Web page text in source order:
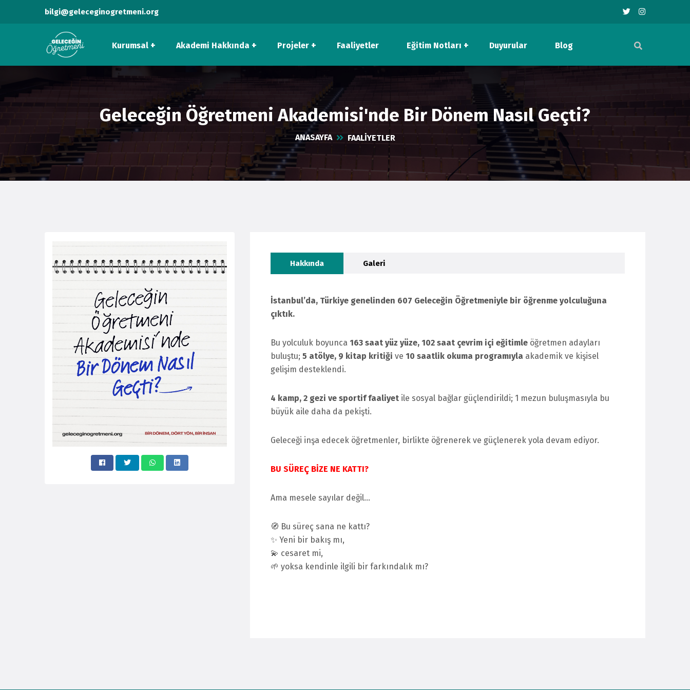
bilgi@geleceginogretmeni.org
Kurumsal Akademi Hakkında Projeler Faaliyetler Eğitim Notları Duyurular Blog
Geleceğin Öğretmeni Akademisi'nde Bir Dönem Nasıl Geçti?
ANASAYFA FAALİYETLER
Hakkında Galeri
İstanbul’da, Türkiye genelinden 607 Geleceğin Öğretmeniyle bir öğrenme yolculuğuna
çıktık.
Bu yolculuk boyunca 163 saat yüz yüze, 102 saat çevrim içi eğitimle öğretmen adayları
buluştu; 5 atölye, 9 kitap kritiği ve 10 saatlik okuma programıyla akademik ve kişisel
gelişim desteklendi.
4 kamp, 2 gezi ve sportif faaliyet ile sosyal bağlar güçlendirildi; 1 mezun buluşmasıyla bu
büyük aile daha da pekişti.
Geleceği inşa edecek öğretmenler, birlikte öğrenerek ve güçlenerek yola devam ediyor.
BU SÜREÇ BİZE NE KATTI?
Ama mesele sayılar değil…
🧭 Bu süreç sana ne kattı?
✨ Yeni bir bakış mı,
💫 cesaret mi,
🌱 yoksa kendinle ilgili bir farkındalık mı?